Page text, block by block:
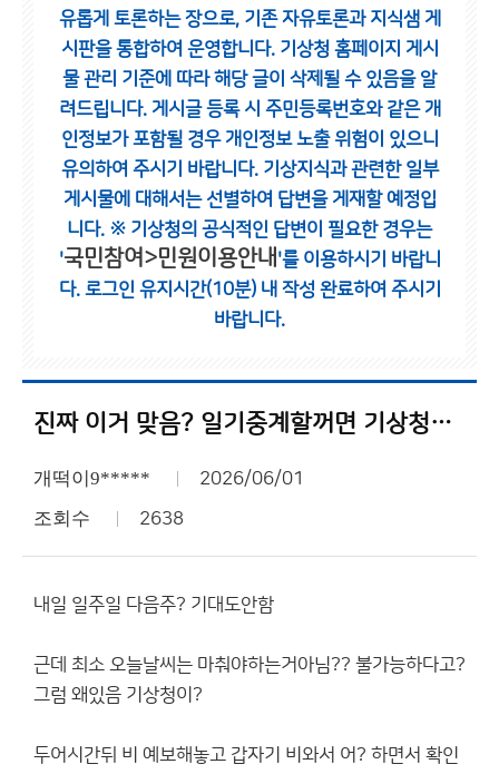
유롭게 토론하는 장으로, 기존 자유토론과 지식샘 게
시판을 통합하여 운영합니다. 기상청 홈페이지 게시
물 관리 기준에 따라 해당 글이 삭제될 수 있음을 알
려드립니다. 게시글 등록 시 주민등록번호와 같은 개
인정보가 포함될 경우 개인정보 노출 위험이 있으니
유의하여 주시기 바랍니다. 기상지식과 관련한 일부
게시물에 대해서는 선별하여 답변을 게재할 예정입
니다. ※ 기상청의 공식적인 답변이 필요한 경우는
'국민참여>민원이용안내 '를 이용하시기 바랍니
다. 로그인 유지시간(10분) 내 작성 완료하여 주시기
바랍니다.
진짜 이거 맞음? 일기중계할꺼면 기상청이 왜필요함??
개떡이9***** 2026/06/01
조회수 2638
내일 일주일 다음주? 기대도안함
근데 최소 오늘날씨는 마춰야하는거아님?? 불가능하다고?
그럼 왜있음 기상청이?
두어시간뒤 비 예보해놓고 갑자기 비와서 어? 하면서 확인